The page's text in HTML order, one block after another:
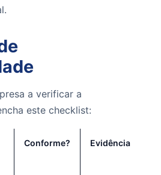
a verificar a
este checklist:
Conforme? Evidência